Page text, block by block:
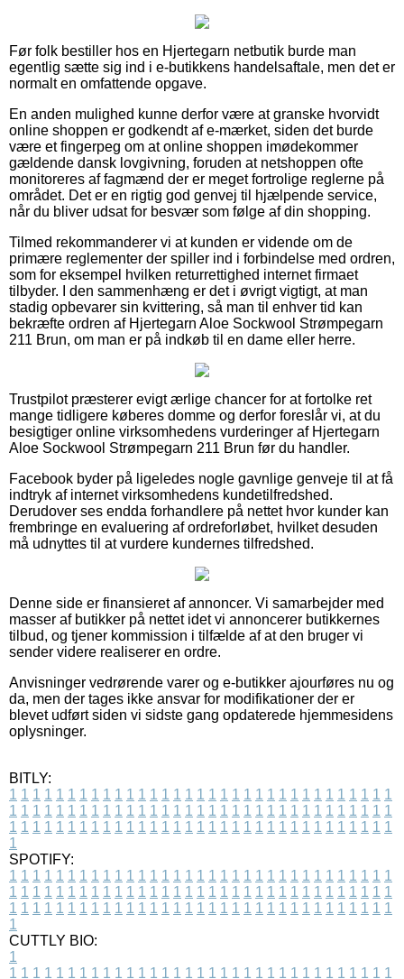
Før folk bestiller hos en Hjertegarn netbutik burde man
egentlig sætte sig ind i e-butikkens handelsaftale, men det er
normalt en omfattende opgave.
En anden mulighed kunne derfor være at granske hvorvidt
online shoppen er godkendt af e-mærket, siden det burde
være et fingerpeg om at online shoppen imødekommer
gældende dansk lovgivning, foruden at netshoppen ofte
monitoreres af fagmænd der er meget fortrolige reglerne på
området. Det er en rigtig god genvej til hjælpende service,
når du bliver udsat for besvær som følge af din shopping.
Tilmed rekommanderer vi at kunden er vidende om de
primære reglementer der spiller ind i forbindelse med ordren,
som for eksempel hvilken returrettighed internet firmaet
tilbyder. I den sammenhæng er det i øvrigt vigtigt, at man
stadig opbevarer sin kvittering, så man til enhver tid kan
bekræfte ordren af Hjertegarn Aloe Sockwool Strømpegarn
211 Brun, om man er på indkøb til en dame eller herre.
Trustpilot præsterer evigt ærlige chancer for at fortolke ret
mange tidligere køberes domme og derfor foreslår vi, at du
besigtiger online virksomhedens vurderinger af Hjertegarn
Aloe Sockwool Strømpegarn 211 Brun før du handler.
Facebook byder på ligeledes nogle gavnlige genveje til at få
indtryk af internet virksomhedens kundetilfredshed.
Derudover ses endda forhandlere på nettet hvor kunder kan
frembringe en evaluering af ordreforløbet, hvilket desuden
må udnyttes til at vurdere kundernes tilfredshed.
Denne side er finansieret af annoncer. Vi samarbejder med
masser af butikker på nettet idet vi annoncerer butikkernes
tilbud, og tjener kommission i tilfælde af at den bruger vi
sender videre realiserer en ordre.
Anvisninger vedrørende varer og e-butikker ajourføres nu og
da, men der tages ikke ansvar for modifikationer der er
blevet udført siden vi sidste gang opdaterede hjemmesidens
oplysninger.
BITLY:
1 1 1 1 1 1 1 1 1 1 1 1 1 1 1 1 1 1 1 1 1 1 1 1 1 1 1 1 1 1 1 1 1
1 1 1 1 1 1 1 1 1 1 1 1 1 1 1 1 1 1 1 1 1 1 1 1 1 1 1 1 1 1 1 1 1
1 1 1 1 1 1 1 1 1 1 1 1 1 1 1 1 1 1 1 1 1 1 1 1 1 1 1 1 1 1 1 1 1
1
SPOTIFY:
1 1 1 1 1 1 1 1 1 1 1 1 1 1 1 1 1 1 1 1 1 1 1 1 1 1 1 1 1 1 1 1 1
1 1 1 1 1 1 1 1 1 1 1 1 1 1 1 1 1 1 1 1 1 1 1 1 1 1 1 1 1 1 1 1 1
1 1 1 1 1 1 1 1 1 1 1 1 1 1 1 1 1 1 1 1 1 1 1 1 1 1 1 1 1 1 1 1 1
1
CUTTLY BIO:
1
1 1 1 1 1 1 1 1 1 1 1 1 1 1 1 1 1 1 1 1 1 1 1 1 1 1 1 1 1 1 1 1 1